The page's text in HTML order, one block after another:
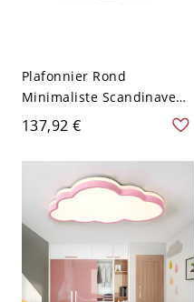
Plafonnier Rond
Minimaliste Scandinave
avec Accents Dorés - Bleu
110 V-120 V 30,48 cm
137,92 €